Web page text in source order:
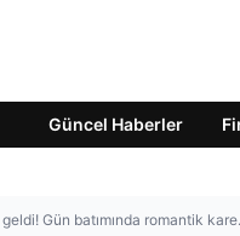
Güncel Haberler
geldi! Gün batımında romantik